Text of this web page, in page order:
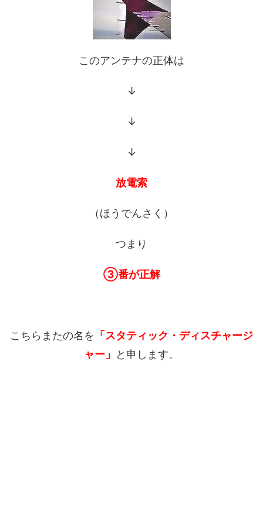
このアンテナの正体は
↓
↓
↓
放電索
（ほうでんさく）
つまり
③番が正解
こちらまたの名を 「 スタティック・ディスチャージ
ャー」
と申します。